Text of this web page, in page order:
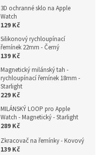
3D ochranné sklo na Apple
Watch
129 Kč
Silikonový rychloupínací
řemínek 22mm - Černý
139 Kč
Magnetický milánský tah -
rychloupínací řemínek 18mm -
Starlight
229 Kč
MILÁNSKÝ LOOP pro Apple
Watch - Magnetický - Starlight
289 Kč
Zkracovač na řemínky - Kovový
139 Kč